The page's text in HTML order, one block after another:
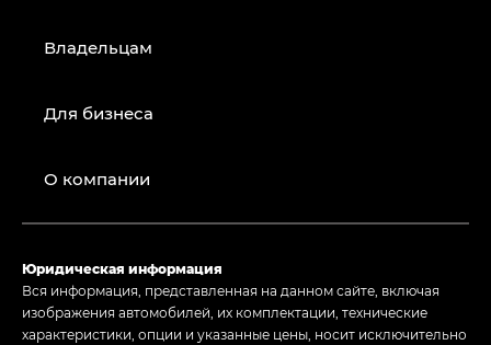
Владельцам
Для бизнеса
О компании
Юридическая информация
Вся информация, представленная на данном сайте, включая
изображения автомобилей, их комплектации, технические
характеристики, опции и указанные цены, носит исключительно